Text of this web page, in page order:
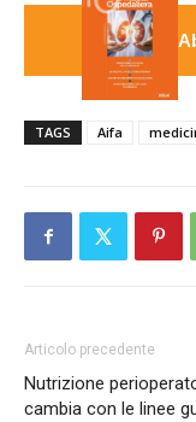
TAGS Aifa
Articolo precedente
Nutrizione
cambia con le linee